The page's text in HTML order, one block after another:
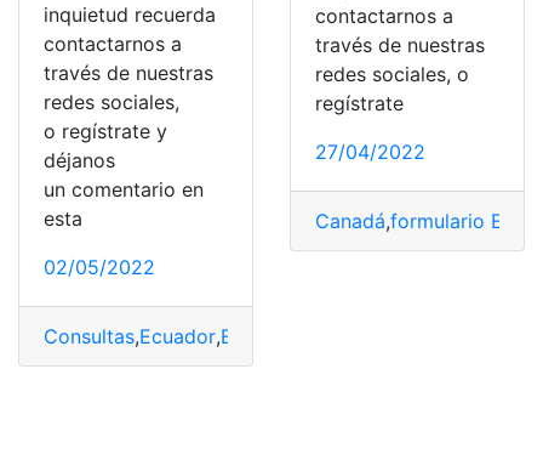
inquietud recuerda
contactarnos a
través de nuestras
redes sociales,
o regístrate y
déjanos
un comentario en
esta
02/05/2022
Consultas,Ecuador,Empleo
contactarnos a
través de nuestras
redes sociales, o
regístrate
27/04/2022
Canadá,formulario Eta